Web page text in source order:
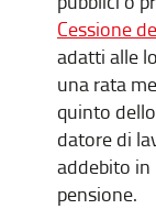
Cessione
adatti alle
una rata
quinto
datore di
addebito in
pensione.